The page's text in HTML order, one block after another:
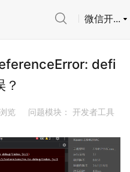
微信开...
defi
览 问题模块： 开发者工具